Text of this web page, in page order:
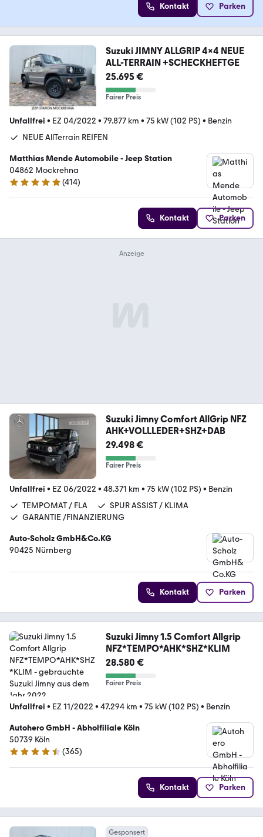
Kontakt Parken
Suzuki JIMNY ALLGRIP 4x4 NEUE
ALL-TERRAIN +SCHECKHEFTGE
25.695 €
Fairer Preis
Unfallfrei • EZ 04/2022 • 79.877 km • 75 kW (102 PS) • Benzin
NEUE AllTerrain REIFEN
Matthias Mende Automobile - Jeep Station
04862 Mockrehna
5 Sterne
(414)
Kontakt Parken
Suzuki Jimny Comfort AllGrip NFZ
AHK+VOLLLEDER+SHZ+DAB
29.498 €
Fairer Preis
Unfallfrei • EZ 06/2022 • 48.371 km • 75 kW (102 PS) • Benzin
TEMPOMAT / FLA
SPUR ASSIST / KLIMA
GARANTIE /FINANZIERUNG
Auto-Scholz GmbH&Co.KG
90425 Nürnberg
Kontakt Parken
Suzuki Jimny 1.5 Comfort Allgrip
NFZ*TEMPO*AHK*SHZ*KLIM
28.580 €
Fairer Preis
Unfallfrei • EZ 11/2022 • 47.294 km • 75 kW (102 PS) • Benzin
Autohero GmbH - Abholfiliale Köln
50739 Köln
4.6 Sterne
(365)
Kontakt Parken
Gesponsert